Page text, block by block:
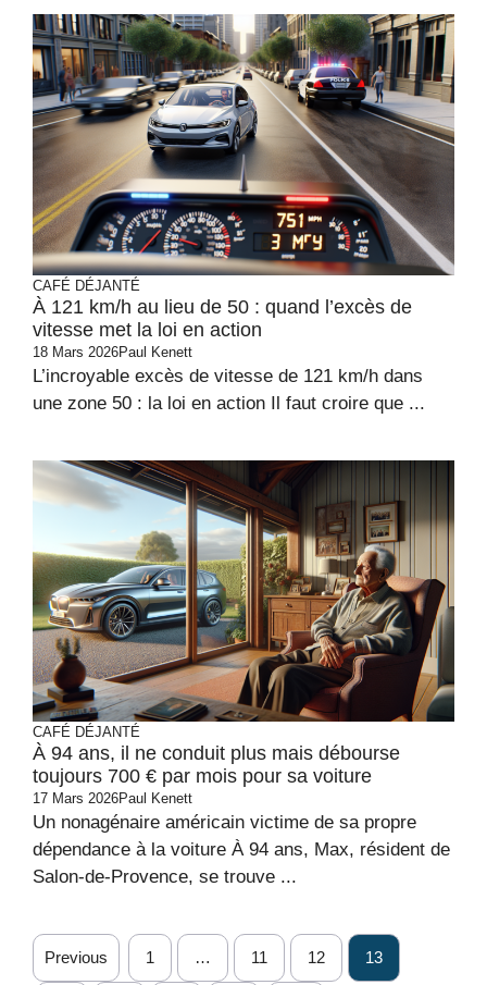
CAFÉ DÉJANTÉ
À 121 km/h au lieu de 50 : quand l’excès de
vitesse met la loi en action
18 Mars 2026Paul Kenett
L’incroyable excès de vitesse de 121 km/h dans
une zone 50 : la loi en action Il faut croire que ...
CAFÉ DÉJANTÉ
À 94 ans, il ne conduit plus mais débourse
toujours 700 € par mois pour sa voiture
17 Mars 2026Paul Kenett
Un nonagénaire américain victime de sa propre
dépendance à la voiture À 94 ans, Max, résident de
Salon-de-Provence, se trouve ...
Previous 1 … 11 12 13